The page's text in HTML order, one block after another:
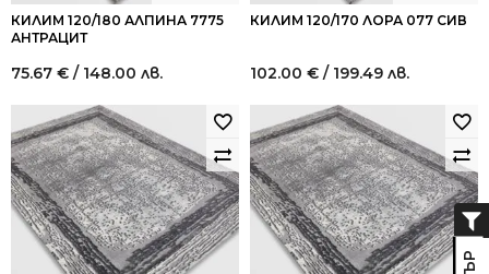
КИЛИМ 120/180 АЛПИНА 7775
АНТРАЦИТ
75.67 € / 148.00 лв.
КИЛИМ 120/170 ЛОРА 077 СИВ
102.00 € / 199.49 лв.